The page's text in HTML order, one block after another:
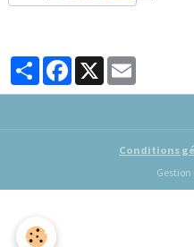
PartagerFacebook
X
Conditions
Gestion